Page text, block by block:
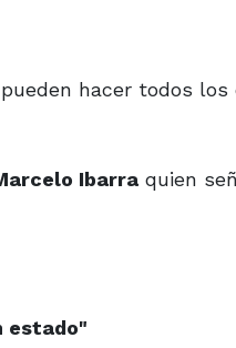
hacer todos los
Ibarra quien
estado"